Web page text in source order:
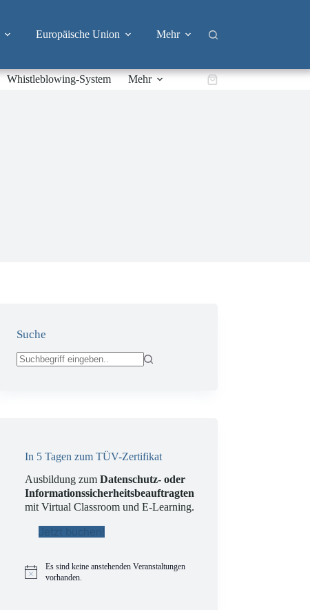
Europäische Union Mehr
Whistleblowing-System Mehr Warenkorb
Suche
In 5 Tagen zum TÜV-Zertifikat
Ausbildung zumDatenschutz- oder
Informationssicherheitsbeauftragten
mit Virtual Classroom und E-Learning.
Jetzt buchen!
H
Es sind keine anstehenden Veranstaltungen
vorhanden.